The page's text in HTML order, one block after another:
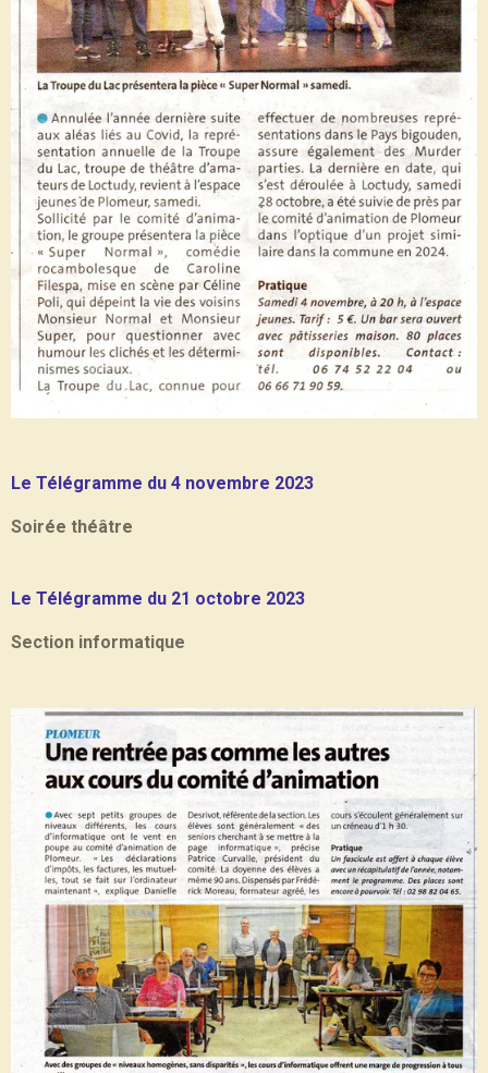
Le Télégramme du 4 novembre 2023
Soirée théâtre
Le Télégramme du 21 octobre 2023
Section informatique